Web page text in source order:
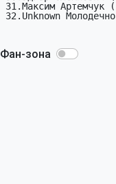
31.Максим
32.Unknown
Фан-зона